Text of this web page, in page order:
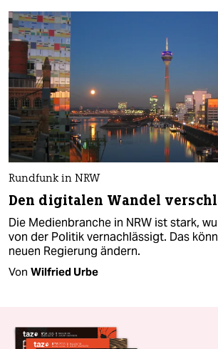
Rundfunk in NRW
Den digitalen Wandel
Die Medienbranche in NRW ist stark,
von der Politik vernachlässigt. Das
neuen Regierung ändern.
Von Wilfried Urbe